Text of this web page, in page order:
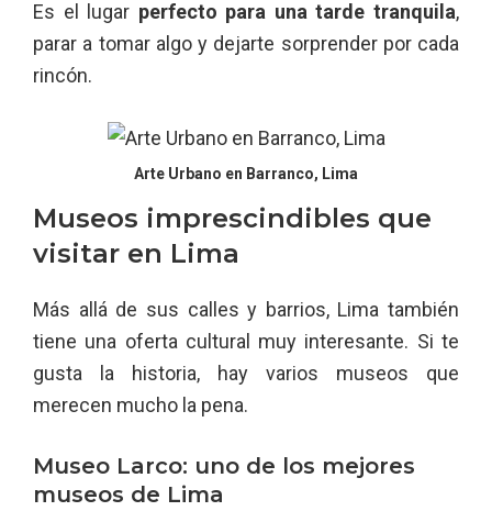
Es el lugar perfecto para una tarde tranquila,
parar a tomar algo y dejarte sorprender por cada
rincón.
Arte Urbano en Barranco, Lima
Museos imprescindibles que
visitar en Lima
Más allá de sus calles y barrios, Lima también
tiene una oferta cultural muy interesante. Si te
gusta la historia, hay varios museos que
merecen mucho la pena.
Museo Larco: uno de los mejores
museos de Lima